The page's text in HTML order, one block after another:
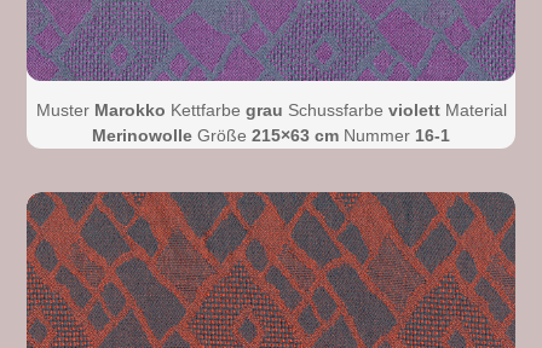
Muster Marokko Kettfarbe grau Schussfarbe violett Material
Merinowolle Größe 215×63 cm Nummer 16-1